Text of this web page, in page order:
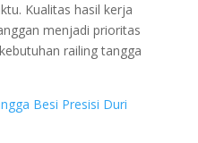
Kualitas hasil kerja
menjadi prioritas
railing tangga
Besi Presisi Duri